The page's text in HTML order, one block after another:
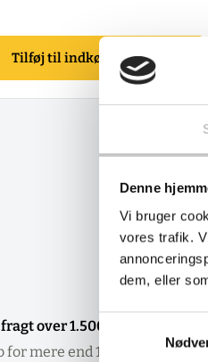
Denne
Vi bruger
vores trafik.
dem, eller
Samtykkevalg
Tilføj til indkøbskurv
over 1.500 DKK
for mere end 1.500 DKK